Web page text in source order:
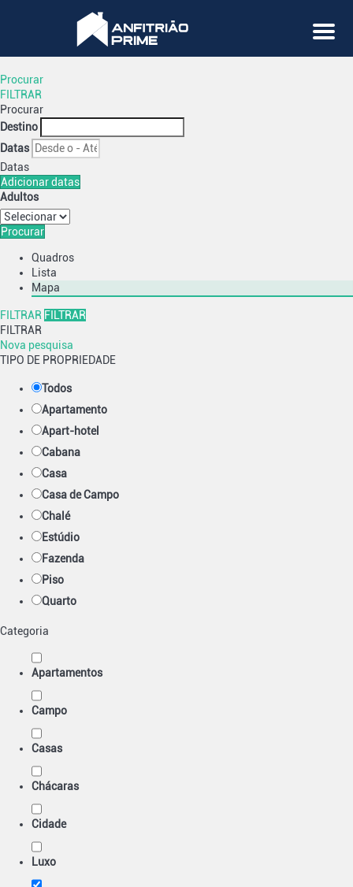
Menu
Procurar
FILTRAR
Procurar
Destino
Datas
Datas
Adicionar datas
Adultos
Procurar
Quadros
Lista
Mapa
FILTRAR FILTRAR
FILTRAR
Nova pesquisa
TIPO DE PROPRIEDADE
Todos
Apartamento
Apart-hotel
Cabana
Casa
Casa de Campo
Chalé
Estúdio
Fazenda
Piso
Quarto
Categoria
Apartamentos
Campo
Casas
Chácaras
Cidade
Luxo